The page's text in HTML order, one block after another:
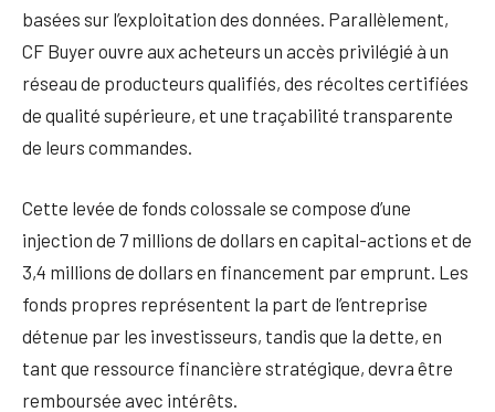
basées sur l’exploitation des données. Parallèlement,
CF Buyer ouvre aux acheteurs un accès privilégié à un
réseau de producteurs qualifiés, des récoltes certifiées
de qualité supérieure, et une traçabilité transparente
de leurs commandes.
Cette levée de fonds colossale se compose d’une
injection de 7 millions de dollars en capital-actions et de
3,4 millions de dollars en financement par emprunt. Les
fonds propres représentent la part de l’entreprise
détenue par les investisseurs, tandis que la dette, en
tant que ressource financière stratégique, devra être
remboursée avec intérêts.